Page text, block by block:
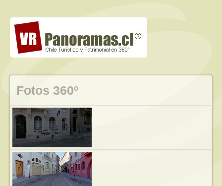
Fotos 360º